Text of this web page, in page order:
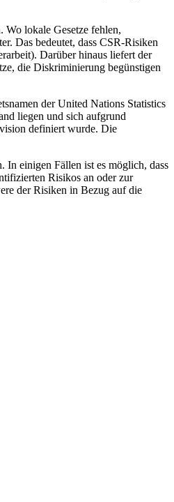
Wo lokale Gesetze fehlen,
Das bedeutet, dass CSR-Risiken
Darüber hinaus liefert der
die Diskriminierung begünstigen
der United Nations Statistics
liegen und sich aufgrund
definiert wurde. Die
In einigen Fällen ist es möglich, dass
Risikos an oder zur
der Risiken in Bezug auf die